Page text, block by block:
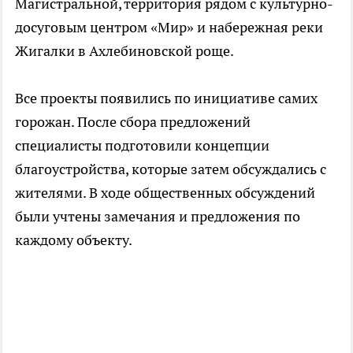
досуговым центром «Мир» и набережная реки
Жигалки в Ахлебиновской роще.
Все проекты появились по инициативе самих
горожан. После сбора предложений
специалисты подготовили концепции
благоустройства, которые затем обсуждались с
жителями. В ходе общественных обсуждений
были учтены замечания и предложения по
каждому объекту.